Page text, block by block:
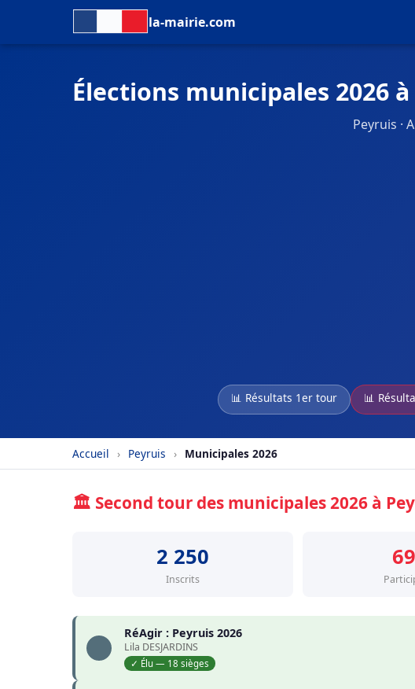
la-mairie.com
Élections municipales 2026
Peyruis ·
📊 Résultats 1er tour 📊
Accueil › Peyruis › Municipales 2026
🏛️ Second tour des municipales 2026 à
2 250
Inscrits
RéAgir : Peyruis 2026
Lila DESJARDINS
✓ Élu — 18 sièges